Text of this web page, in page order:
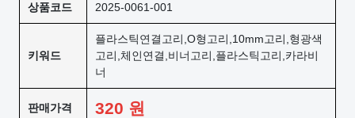
상품코드 2025-0061-001
키워드
플라스틱연결고리,O형고리,10mm고리,형광색
고리,체인연결,비너고리,플라스틱고리,카라비
너
판매가격 320 원